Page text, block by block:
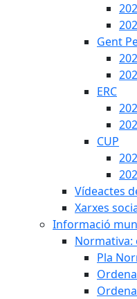
Gent
ERC
CUP
Vídeactes
Xarxes
Informació
Normativa:
Pla